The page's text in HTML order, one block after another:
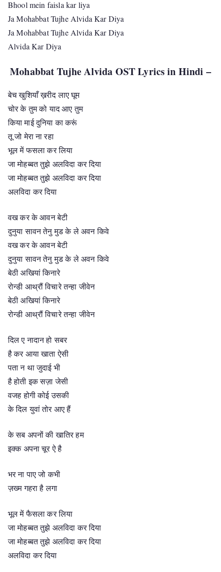
Bhool mein faisla kar liya
Ja Mohabbat Tujhe Alvida Kar Diya
Ja Mohabbat Tujhe Alvida Kar Diya
Alvida Kar Diya
Mohabbat Tujhe Alvida OST Lyrics in Hindi –
बेच खुशियाँ ख़रीद लाए घूम
चोर के तुम को याद आए तुम
किया माई दुनिया का करूं
तू जो मेरा ना रहा
भूल में फसला कर लिया
जा मोहब्बत तुझे अलविदा कर दिया
जा मोहब्बत तुझे अलविदा कर दिया
अलविदा कर दिया
वख कर के आवन बेटी
दुनुया सावन तेनु मुड के ले अवन किवे
वख कर के आवन बेटी
दुनुया सावन तेनु मुड के ले अवन किवे
बेठी अखियां किनारे
रोन्डी आथ्रौं विचारे तन्हा जीवेन
बेठी अखियां किनारे
रोन्डी आथ्रौं विचारे तन्हा जीवेन
दिल ए नादान हो सबर
है कर आया खाता ऐसी
पता न था जुदाई भी
है होती इक सज़ा जेसी
वजह होगी कोई उसकी
के दिल युवां तोर आए हैं
के सब अपनों की खातिर हम
इक्क अपना चूर ऐ है
भर ना पाए जो कभी
ज़ख्म गहरा है लगा
भूल में फैसला कर लिया
जा मोहब्बत तुझे अलविदा कर दिया
जा मोहब्बत तुझे अलविदा कर दिया
अलविदा कर दिया